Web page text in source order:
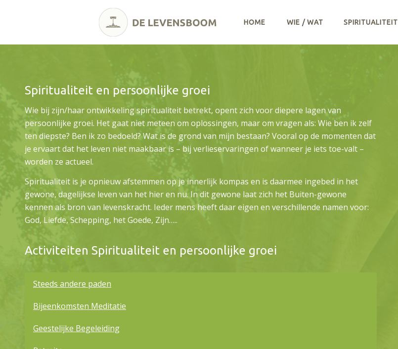
HOME WIE / WAT SPIRITUALITEIT
Spiritualiteit en persoonlijke groei
Wie bij zijn/haar ontwikkeling spiritualiteit betrekt, opent zich voor diepere lagen van
persoonlijke groei. Het gaat niet meteen om oplossingen, maar om vragen als: Wie ben ik zelf
ten diepste? Ben ik zo bedoeld? Wat is de grond van mijn bestaan? Vooral op de momenten dat
je ervaart dat het leven niet maakbaar is – bij verlieservaringen of wanneer je iets toe-valt –
worden ze actueel.
Spiritualiteit is je opnieuw afstemmen op je innerlijk kompas en is daarmee ingebed in het
gewone, dagelijkse leven van het hier en nu. In dit gewone laat zich het Buiten-gewone
kennen als bron van levenskracht. Ieder mens heeft daar eigen en verschillende namen voor:
God, Liefde, Schepping, het Goede, Zijn…..
Activiteiten Spiritualiteit en persoonlijke groei
Steeds andere paden
Bijeenkomsten Meditatie
Geestelijke Begeleiding